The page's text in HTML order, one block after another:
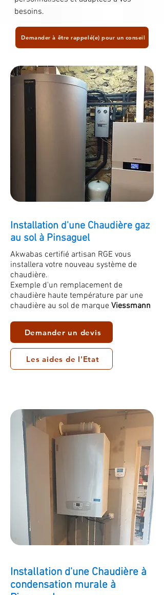
besoins.
Demander à être rappelé(e) pour un conseil
Installation d'une Chaudière gaz
au sol à Pinsaguel
Akwabas certifié artisan RGE vous
installera votre nouveau système de
chaudière.
Exemple d'un remplacement de
chaudière haute température par une
chaudière au sol de marque Viessmann
Demander un devis
Les aides de l'Etat
Installation d'une Chaudière à
condensation murale à